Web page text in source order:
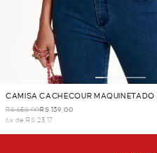
CAMISA CACHECOUR
R$ 658,00R$ 139,00
6x de R$ 23,17